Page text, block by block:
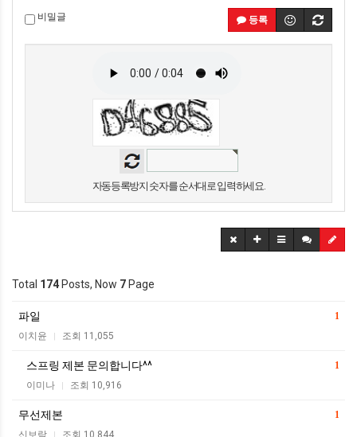
등록
비밀글
자동등록방지 숫자를 순서대로 입력하세요.
Total 174 Posts, Now 7 Page
1
파일
이치윤 조회 11,055
1
스프링 제본 문의합니다^^
이미나 조회 10,916
1
무선제본